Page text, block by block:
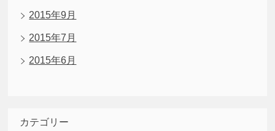
2015年9月
2015年7月
2015年6月
カテゴリー